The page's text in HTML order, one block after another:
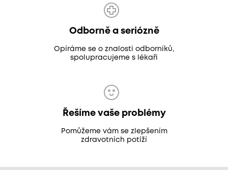
Odborně a seriózně
Opíráme se o znalosti odborníků,
spolupracujeme s lékaři
Řešíme vaše problémy
Pomůžeme vám se zlepšením
zdravotních potíží